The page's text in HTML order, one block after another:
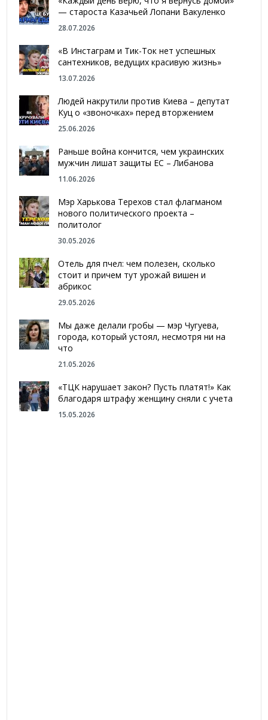
— староста Казачьей Лопани Вакуленко
28.07.2026
«В Инстаграм и Тик-Ток нет успешных
сантехников, ведущих красивую жизнь»
13.07.2026
Людей накрутили против Киева – депутат
Куц о «звоночках» перед вторжением
25.06.2026
Раньше война кончится, чем украинских
мужчин лишат защиты ЕС – Либанова
11.06.2026
Мэр Харькова Терехов стал флагманом
нового политического проекта –
политолог
30.05.2026
Отель для пчел: чем полезен, сколько
стоит и причем тут урожай вишен и
абрикос
29.05.2026
Мы даже делали гробы — мэр Чугуева,
города, который устоял, несмотря ни на
что
21.05.2026
«ТЦК нарушает закон? Пусть платят!» Как
благодаря штрафу женщину сняли с учета
15.05.2026